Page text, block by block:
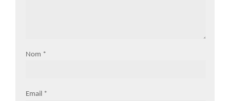
Nom *
Email *